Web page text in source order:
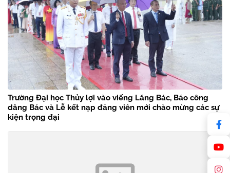
Trường Đại học Thủy lợi vào viếng Lăng Bác, Báo công
dâng Bác và Lễ kết nạp đảng viên mới chào mừng các sự
kiện trọng đại